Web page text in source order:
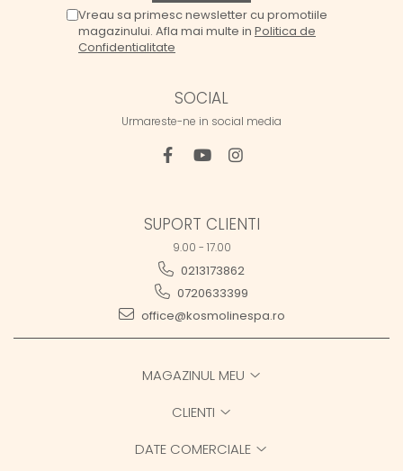
Vreau sa primesc newsletter cu promotiile
magazinului. Afla mai multe in Politica de
Confidentialitate
SOCIAL
Urmareste-ne in social media
SUPORT CLIENTI
9.00 - 17.00
0213173862
0720633399
office@kosmolinespa.ro
MAGAZINUL MEU
CLIENTI
DATE COMERCIALE